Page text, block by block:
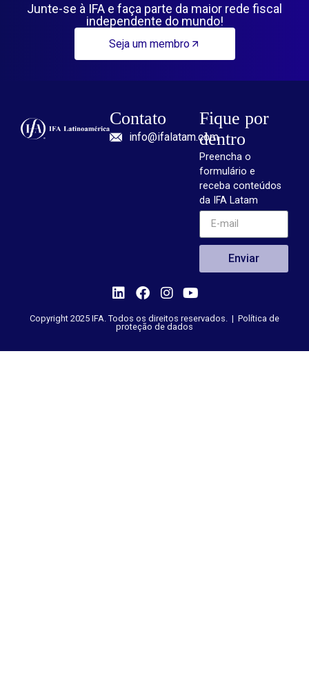
Junte-se à IFA e faça parte da maior rede fiscal
independente do mundo!
Seja um membro
Contato
info@ifalatam.com
Fique por
dentro
Preencha o
formulário e
receba conteúdos
da IFA Latam
Enviar
Copyright 2025 IFA. Todos os direitos reservados. | Política de
proteção de dados